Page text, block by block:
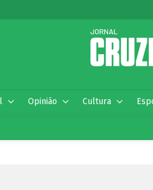
Opinião Cultura